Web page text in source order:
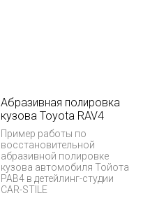
Абразивная полировка
кузова Toyota RAV4
Пример работы по
восстановительной
абразивной полировке
кузова автомобиля Тойота
РАВ4 в детейлинг-студии
CAR-STILE